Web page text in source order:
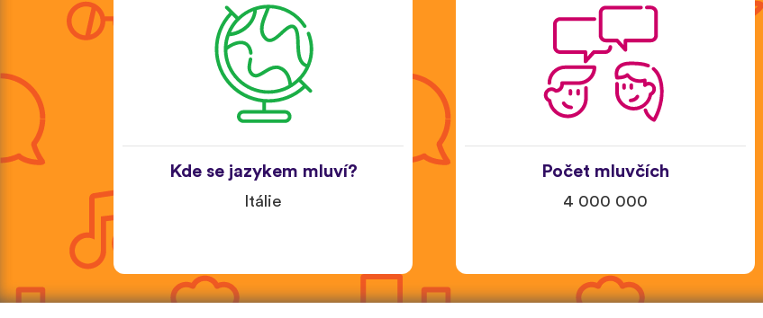
Kde se jazykem mluví?
Itálie
Počet mluvčích
4 000 000